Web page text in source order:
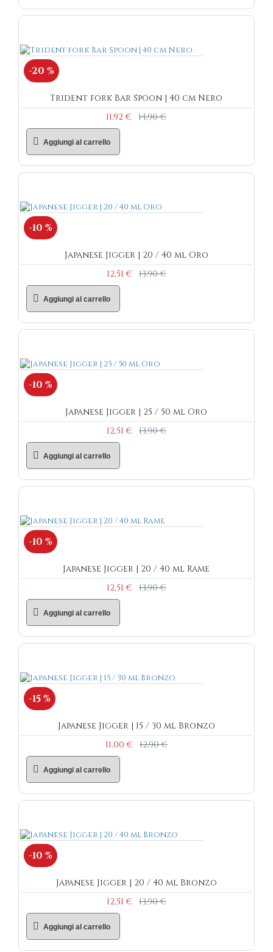
-20 %
Trident fork Bar Spoon | 40 cm Nero
11,92 €
14,90 €
Aggiungi al carrello
-10 %
Japanese Jigger | 20 / 40 ml Oro
12,51 €
13,90 €
Aggiungi al carrello
-10 %
Japanese Jigger | 25 / 50 ml Oro
12,51 €
13,90 €
Aggiungi al carrello
-10 %
Japanese Jigger | 20 / 40 ml Rame
12,51 €
13,90 €
Aggiungi al carrello
-15 %
Japanese Jigger | 15 / 30 ml Bronzo
11,00 €
12,90 €
Aggiungi al carrello
-10 %
Japanese Jigger | 20 / 40 ml Bronzo
12,51 €
13,90 €
Aggiungi al carrello